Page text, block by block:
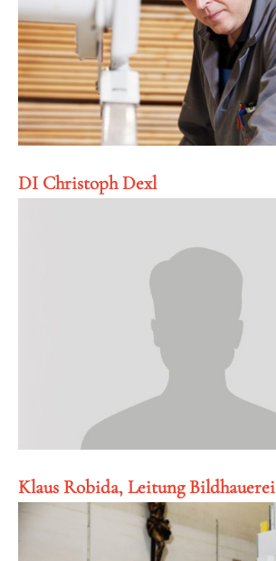
DI Christoph Dexl
Klaus Robida, Leitung Bildhauerei